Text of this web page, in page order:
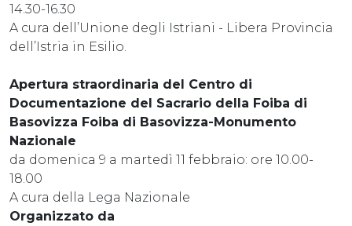
14.30-16.30
A cura dell’Unione degli Istriani - Libera Provincia
dell’Istria in Esilio.
Apertura straordinaria del Centro di
Documentazione del Sacrario della Foiba di
Basovizza Foiba di Basovizza-Monumento
Nazionale
da domenica 9 a martedì 11 febbraio: ore 10.00-
18.00
A cura della Lega Nazionale
Organizzato da